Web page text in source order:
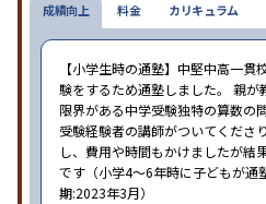
成績向上
【小学生時の通塾】中堅中高一貫
験をするため通塾しました。 親が
限界がある中学受験独特の算数の
受験経験者の講師がついてくださ
し、費用や時間もかけましたが結
です（小学4〜6年時に子どもが通
期:2023年3月）
料金 カリキュラム